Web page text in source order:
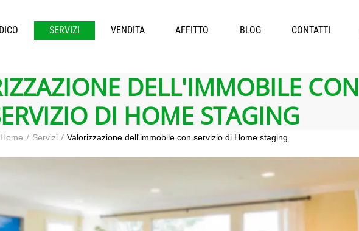
SERVIZI VENDITA AFFITTO BLOG CONTATTI
DELL'IMMOBILE CON
DI HOME STAGING
Home Servizi Valorizzazione dell'immobile con servizio di Home staging